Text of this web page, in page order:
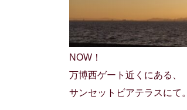
NOW！
万博西ゲート近くにある、
サンセットビアテラスにて。